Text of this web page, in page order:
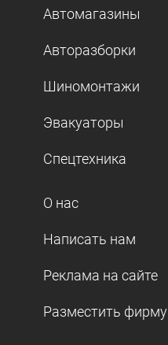
Автомагазины
Авторазборки
Шиномонтажи
Эвакуаторы
Спецтехника
О нас
Написать нам
Реклама на сайте
Разместить фирму